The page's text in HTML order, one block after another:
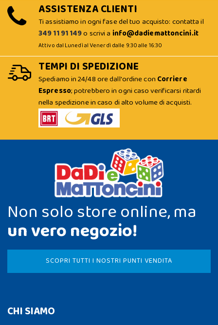
ASSISTENZA CLIENTI
Ti assistiamo in ogni fase del tuo acquisto: contatta il
349 11 91 149o scrivi a info@dadiemattoncini.it
Attivo dal Lunedì al Venerdì dalle 9:30 alle 16:30
TEMPI DI SPEDIZIONE
Spediamo in 24/48 ore dall'ordine con Corriere
Espresso; potrebbero in ogni caso verificarsi ritardi
nella spedizione in caso di alto volume di acquisti.
Non solo store online, ma
un vero negozio!
SCOPRI TUTTI I NOSTRI PUNTI VENDITA
CHI SIAMO